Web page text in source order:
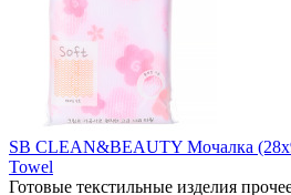
SB CLEAN&BEAUTY Мочалка
Towel
Готовые текстильные изделия